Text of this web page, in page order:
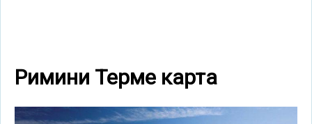
Римини Терме карта